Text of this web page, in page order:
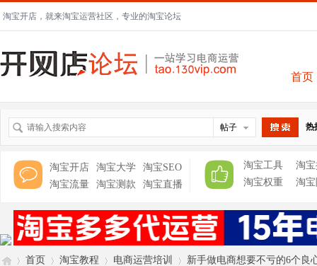
淘宝开店，就来淘宝运营社区，专业的淘宝论坛
首页
帖子 热
淘宝开店 淘宝大学
淘宝SEO
淘宝流量
淘宝测款 淘宝直播
淘宝工具
淘
淘宝权重
淘
首页 淘宝教程 电商运营培训 新手做电商想要不亏的6个良